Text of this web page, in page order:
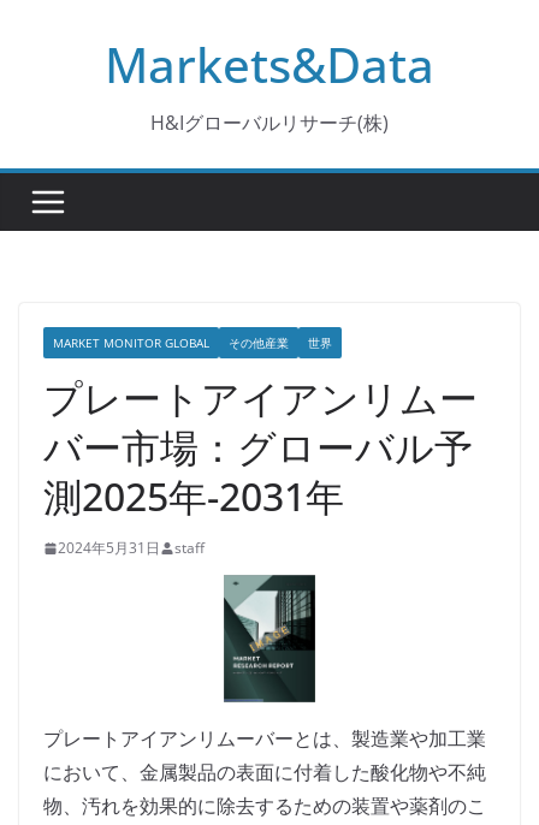
Markets&Data
H&Iグローバルリサーチ(株)
MARKET MONITOR GLOBAL その他産業 世界
プレートアイアンリムー
バー市場：グローバル予
測2025年-2031年
2024年5月31日 staff
プレートアイアンリムーバーとは、製造業や加工業
において、金属製品の表面に付着した酸化物や不純
物、汚れを効果的に除去するための装置や薬剤のこ